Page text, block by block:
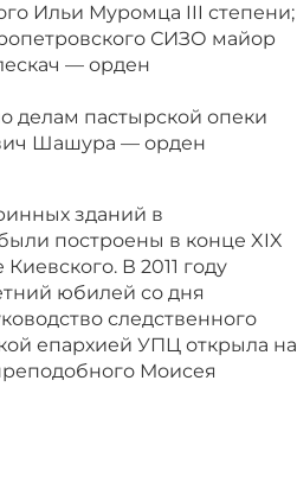
Ильи Муромца III степени;
СИЗО майор
— орден
делам пастырской опеки
Шашура — орден
зданий в
построены в конце XIX
В 2011 году
юбилей со дня
следственного
епархией УПЦ открыла на
Моисея